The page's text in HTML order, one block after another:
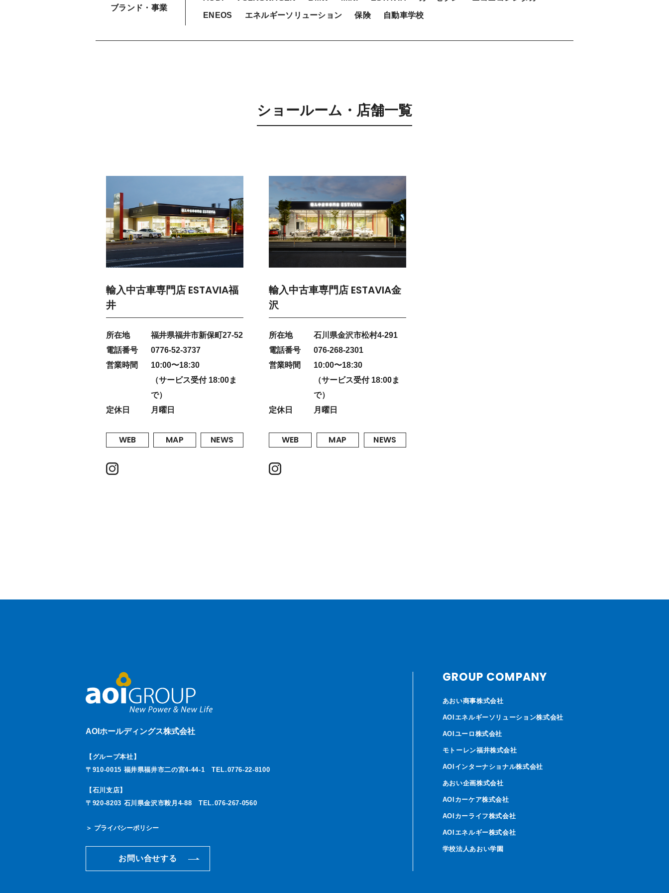
ブランド・事業
ENEOS エネルギーソリューション 保険 自動車学校
ショールーム・店舗一覧
輸入中古車専門店 ESTAVIA福
井
所在地
福井県福井市新保町27-52
電話番号
0776-52-3737
営業時間
10:00〜18:30
（サービス受付 18:00ま
で）
定休日
月曜日
WEB MAP NEWS
輸入中古車専門店 ESTAVIA金
沢
所在地
石川県金沢市松村4-291
電話番号
076-268-2301
営業時間
10:00〜18:30
（サービス受付 18:00ま
で）
定休日
月曜日
WEB MAP NEWS
AOIホールディングス株式会社
【グループ本社】
〒910-0015 福井県福井市二の宮4-44-1 TEL.0776-22-8100
【石川支店】
〒920-8203 石川県金沢市鞍月4-88 TEL.076-267-0560
＞ プライバシーポリシー
お問い合せする
GROUP COMPANY
あおい商事株式会社
AOIエネルギーソリューション株式会社
AOIユーロ株式会社
モトーレン福井株式会社
AOIインターナショナル株式会社
あおい企画株式会社
AOIカーケア株式会社
AOIカーライフ株式会社
AOIエネルギー株式会社
学校法人あおい学園